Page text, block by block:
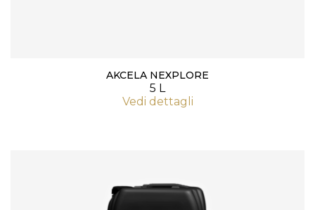
AKCELA NEXPLORE
5 L
Vedi dettagli